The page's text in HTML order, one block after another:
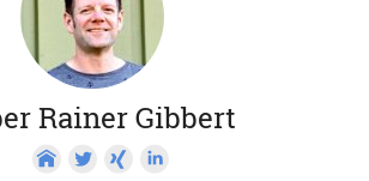
Rainer Gibbert